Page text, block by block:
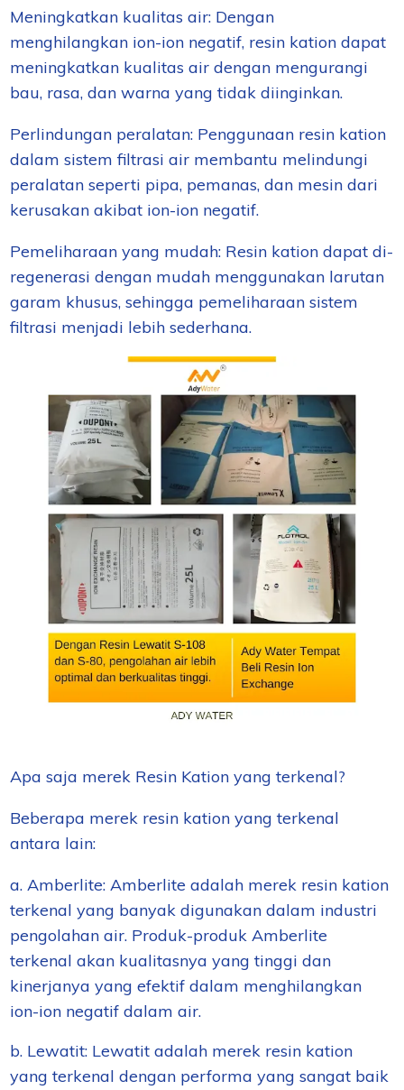
Meningkatkan kualitas air: Dengan
menghilangkan ion-ion negatif, resin kation dapat
meningkatkan kualitas air dengan mengurangi
bau, rasa, dan warna yang tidak diinginkan.
Perlindungan peralatan: Penggunaan resin kation
dalam sistem filtrasi air membantu melindungi
peralatan seperti pipa, pemanas, dan mesin dari
kerusakan akibat ion-ion negatif.
Pemeliharaan yang mudah: Resin kation dapat di-
regenerasi dengan mudah menggunakan larutan
garam khusus, sehingga pemeliharaan sistem
filtrasi menjadi lebih sederhana.
Apa saja merek Resin Kation yang terkenal?
Beberapa merek resin kation yang terkenal
antara lain:
a. Amberlite: Amberlite adalah merek resin kation
terkenal yang banyak digunakan dalam industri
pengolahan air. Produk-produk Amberlite
terkenal akan kualitasnya yang tinggi dan
kinerjanya yang efektif dalam menghilangkan
ion-ion negatif dalam air.
b. Lewatit: Lewatit adalah merek resin kation
yang terkenal dengan performa yang sangat baik